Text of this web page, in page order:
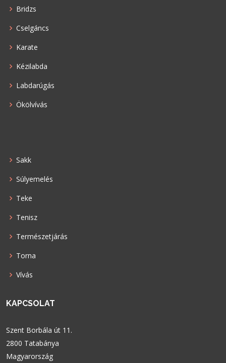
Bridzs
Cselgáncs
Karate
Kézilabda
Labdarúgás
Ökölvívás
Sakk
Súlyemelés
Teke
Tenisz
Természetjárás
Torna
Vívás
KAPCSOLAT
Szent Borbála út 11.
2800 Tatabánya
Magyarország